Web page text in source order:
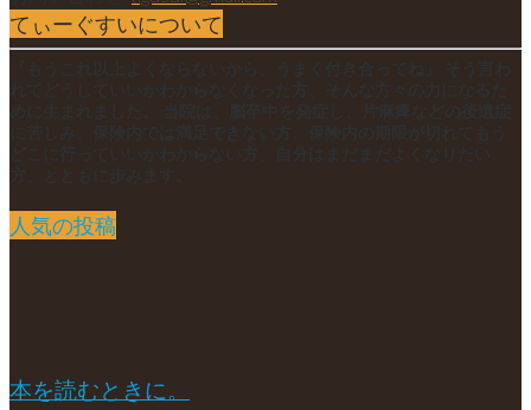
てぃーぐすいについて
人気の投稿
本を読むときに。